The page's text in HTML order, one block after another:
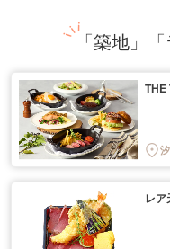
「築地」
THE
レア